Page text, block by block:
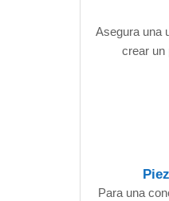
Asegura una
crear un
Para una